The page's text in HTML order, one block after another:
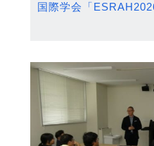
国際学会「